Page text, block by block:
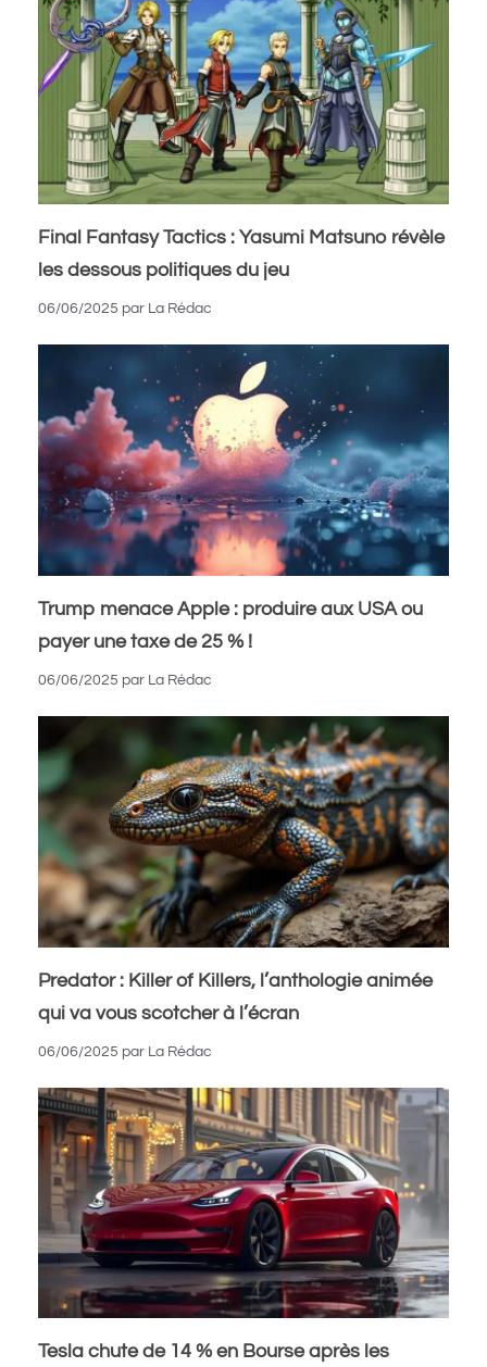
Final Fantasy Tactics : Yasumi Matsuno révèle
les dessous politiques du jeu
06/06/2025 par La Rédac
Trump menace Apple : produire aux USA ou
payer une taxe de 25 % !
06/06/2025 par La Rédac
Predator : Killer of Killers, l’anthologie animée
qui va vous scotcher à l’écran
06/06/2025 par La Rédac
Tesla chute de 14 % en Bourse après les